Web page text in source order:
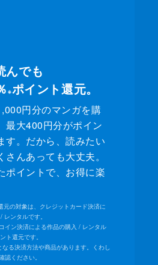
んでも
※ポイント還元。
円分のマンガを購
最大400円分がポイン
す。だから、読みたい
さんあっても大丈夫。
ポイントで、お得に楽
元の対象は、クレジットカード決済に
ンタルです。
イン決済による作品の購入 / レンタル
ト還元です。
なる決済方法や商品があります。くわし
認ください。